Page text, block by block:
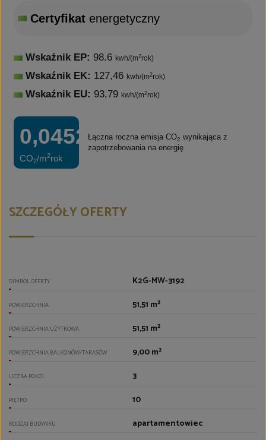
Certyfikat energetyczny
Wskaźnik EP: 98.6 kwh/(m2rok)
Wskaźnik EK: 127,46 kwh/(m2rok)
Wskaźnik EU: 93,79 kwh/(m2rok)
0,0452t
CO2/m2rok
Łączna roczna emisja CO2 wynikająca z
zapotrzebowania na energię
SZCZEGÓŁY OFERTY
SYMBOL OFERTY K2G-MW-3192
POWIERZCHNIA 51,51 m²
POWIERZCHNIA UŻYTKOWA 51,51 m²
POWIERZCHNIA BALKONÓW/TARASÓW 9,00 m²
LICZBA POKOI 3
PIĘTRO 10
RODZAJ BUDYNKU apartamentowiec